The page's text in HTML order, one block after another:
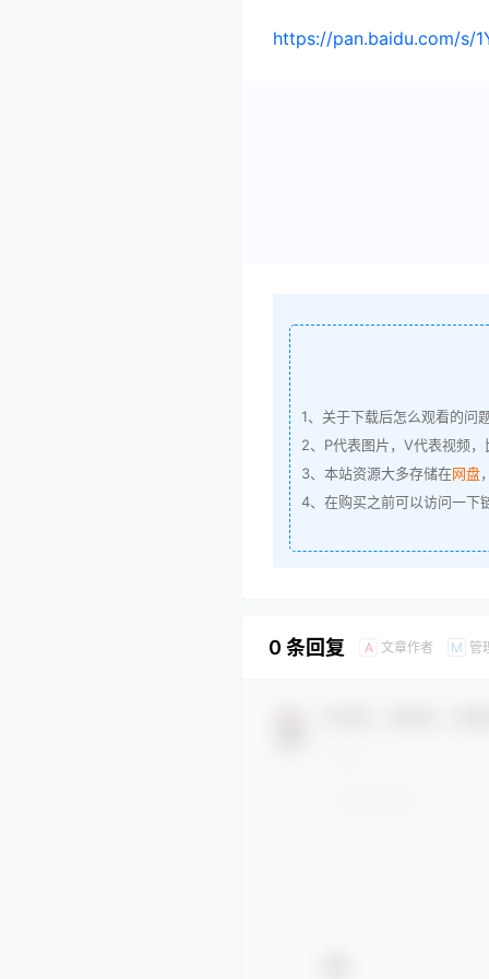
https://pan.baidu.com/s/
1、关于下载后怎么观看的问
2、P代表图片，V代表视频
3、本站资源大多存储在网盘
4、在购买之前可以访问一下
0 条回复 A 文章作者 M 管